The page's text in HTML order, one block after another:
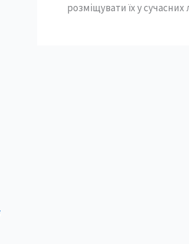
розміщувати їх у